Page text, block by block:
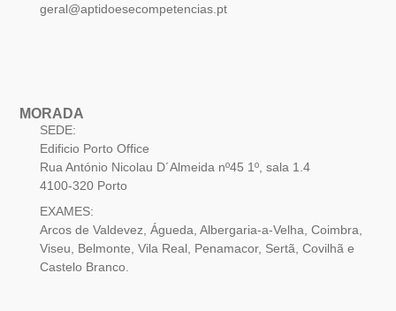
geral@aptidoesecompetencias.pt
MORADA
SEDE:
Edificio Porto Office
Rua António Nicolau D´Almeida nº45 1º, sala 1.4
4100-320 Porto
EXAMES:
Arcos de Valdevez, Águeda, Albergaria-a-Velha, Coimbra,
Viseu, Belmonte, Vila Real, Penamacor, Sertã, Covilhã e
Castelo Branco.